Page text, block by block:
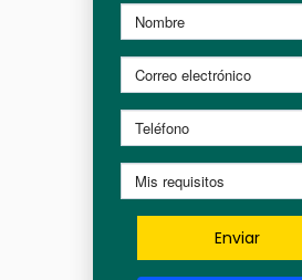
Enviar